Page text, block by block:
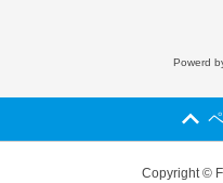
Powerd
Copyright ©